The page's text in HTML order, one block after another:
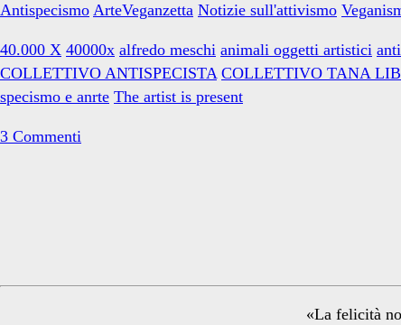
X
–
Is
present?
Antispecismo ArteVeganzetta Notizie sull'attivismo
40.000 X 40000x alfredo meschi animali oggetti artistici
COLLETTIVO ANTISPECISTA COLLETTIVO TANA
specismo e anrte The artist is present
3 Commenti
Sidebar
«La felicità